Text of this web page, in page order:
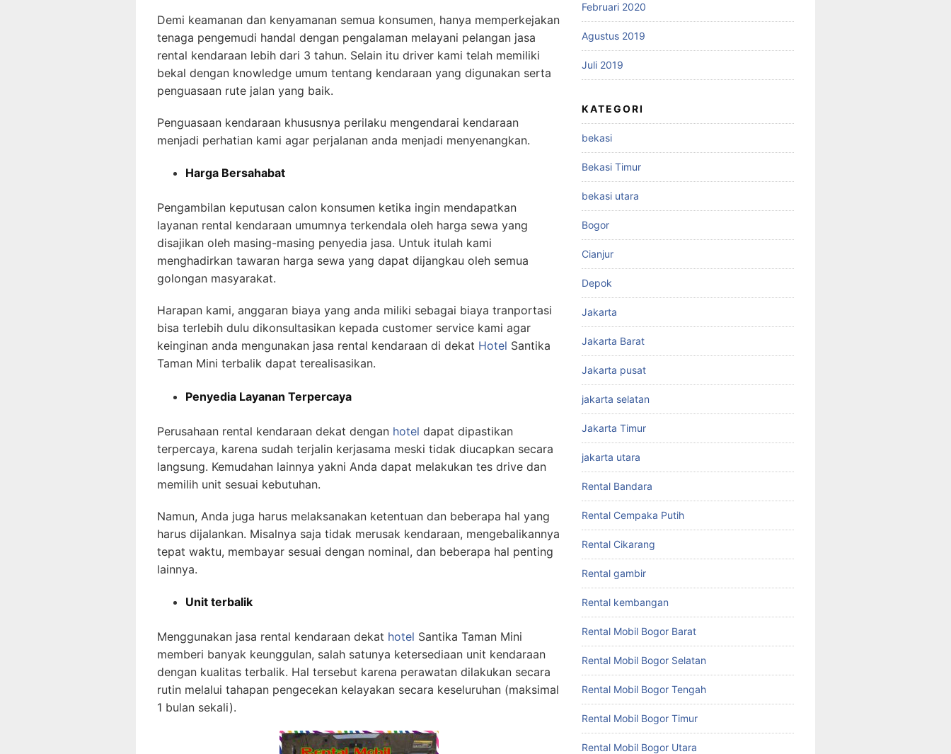
Demi keamanan dan kenyamanan semua konsumen, hanya memperkejakan
tenaga pengemudi handal dengan pengalaman melayani pelangan jasa
rental kendaraan lebih dari 3 tahun. Selain itu driver kami telah memiliki
bekal dengan knowledge umum tentang kendaraan yang digunakan serta
penguasaan rute jalan yang baik.
Penguasaan kendaraan khususnya perilaku mengendarai kendaraan
menjadi perhatian kami agar perjalanan anda menjadi menyenangkan.
Harga Bersahabat
Pengambilan keputusan calon konsumen ketika ingin mendapatkan
layanan rental kendaraan umumnya terkendala oleh harga sewa yang
disajikan oleh masing-masing penyedia jasa. Untuk itulah kami
menghadirkan tawaran harga sewa yang dapat dijangkau oleh semua
golongan masyarakat.
Harapan kami, anggaran biaya yang anda miliki sebagai biaya tranportasi
bisa terlebih dulu dikonsultasikan kepada customer service kami agar
keinginan anda mengunakan jasa rental kendaraan di dekat Hotel Santika
Taman Mini terbalik dapat terealisasikan.
Penyedia Layanan Terpercaya
Perusahaan rental kendaraan dekat dengan hotel dapat dipastikan
terpercaya, karena sudah terjalin kerjasama meski tidak diucapkan secara
langsung. Kemudahan lainnya yakni Anda dapat melakukan tes drive dan
memilih unit sesuai kebutuhan.
Namun, Anda juga harus melaksanakan ketentuan dan beberapa hal yang
harus dijalankan. Misalnya saja tidak merusak kendaraan, mengebalikannya
tepat waktu, membayar sesuai dengan nominal, dan beberapa hal penting
lainnya.
Unit terbalik
Menggunakan jasa rental kendaraan dekat hotel Santika Taman Mini
memberi banyak keunggulan, salah satunya ketersediaan unit kendaraan
dengan kualitas terbalik. Hal tersebut karena perawatan dilakukan secara
rutin melalui tahapan pengecekan kelayakan secara keseluruhan (maksimal
1 bulan sekali).
Februari 2020
Agustus 2019
Juli 2019
KATEGORI
bekasi
Bekasi Timur
bekasi utara
Bogor
Cianjur
Depok
Jakarta
Jakarta Barat
Jakarta pusat
jakarta selatan
Jakarta Timur
jakarta utara
Rental Bandara
Rental Cempaka Putih
Rental Cikarang
Rental gambir
Rental kembangan
Rental Mobil Bogor Barat
Rental Mobil Bogor Selatan
Rental Mobil Bogor Tengah
Rental Mobil Bogor Timur
Rental Mobil Bogor Utara